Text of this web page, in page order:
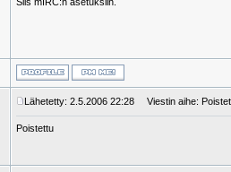
Lähetetty: 2.5.2006 22:28 Viestin aihe:
Poistettu